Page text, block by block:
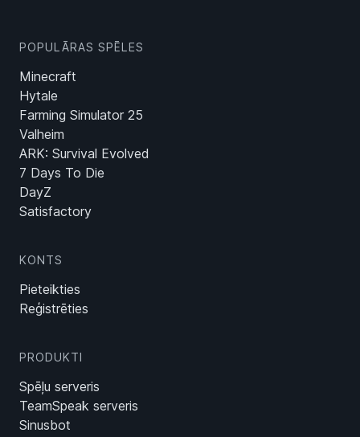
POPULĀRAS SPĒLES
Minecraft
Hytale
Farming Simulator 25
Valheim
ARK: Survival Evolved
7 Days To Die
DayZ
Satisfactory
KONTS
Pieteikties
Reģistrēties
PRODUKTI
Spēļu serveris
TeamSpeak serveris
Sinusbot